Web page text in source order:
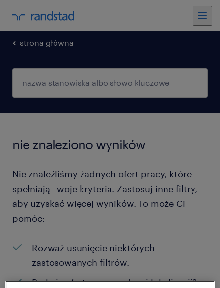
strona główna
nie znaleziono wyników
Nie znaleźliśmy żadnych ofert pracy, które
spełniają Twoje kryteria. Zastosuj inne filtry,
aby uzyskać więcej wyników. To może Ci
pomóc:
Rozważ usunięcie niektórych
zastosowanych filtrów.
Brakuje ofert pracy w danej lokalizacji?